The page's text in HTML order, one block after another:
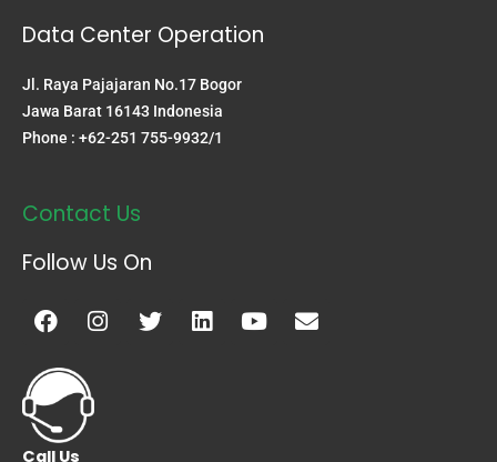
Data Center Operation
Jl. Raya Pajajaran No.17 Bogor
Jawa Barat 16143 Indonesia
Phone : +62-251 755-9932/1
Contact Us
Follow Us On
Facebook
Instagram
TwitterLinkedinYoutubeEnvelope
Call Us